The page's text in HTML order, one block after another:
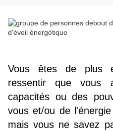
Vous êtes de plus
ressentir que vous
capacités ou des
vous et/ou de
mais vous ne savez